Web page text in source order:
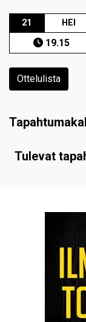
21 HEI
19.15
Ottelulista
Tulevat